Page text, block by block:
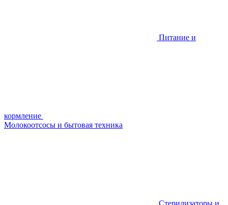
Питание и
кормление
Молокоотсосы и бытовая техника
Стерилизаторы и